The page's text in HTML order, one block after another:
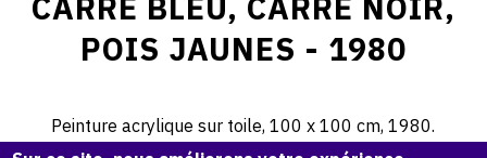
POIS JAUNES - 1980
Peinture acrylique sur toile, 100 x 100 cm, 1980.